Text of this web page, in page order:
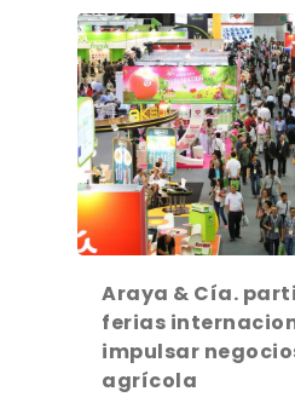
Araya & Cía.
ferias
impulsar
agrícola